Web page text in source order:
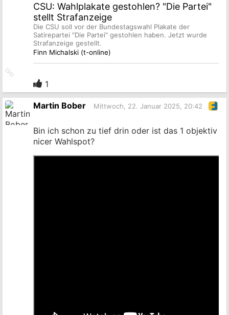
CSU: Wahlplakate gestohlen? "Die Partei"
stellt Strafanzeige
Die CSU soll vor der Bundestagswahl Plakate der
Satirepartei "Die Partei" gestohlen haben. Jetzt wurde
Strafanzeige gestellt.
Finn Michalski (t-online)
Originalbeitrag
1
Martin Bober Mittwoch, 22. Januar 2025, 20:42
Bin ich schon zu tief drin oder ist das 1 objektiv
nicer Wahlspot?